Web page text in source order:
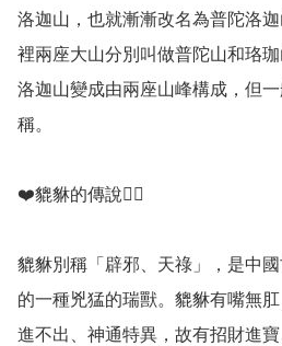
洛迦山，也就漸漸改名為普陀洛
裡兩座大山分別叫做普陀山和珞
洛迦山變成由兩座山峰構成，但
稱。
❤️貔貅的傳說💁‍♀️
貔貅別稱「辟邪、天祿」，是中
的一種兇猛的瑞獸。貔貅有嘴無
進不出、神通特異，故有招財進